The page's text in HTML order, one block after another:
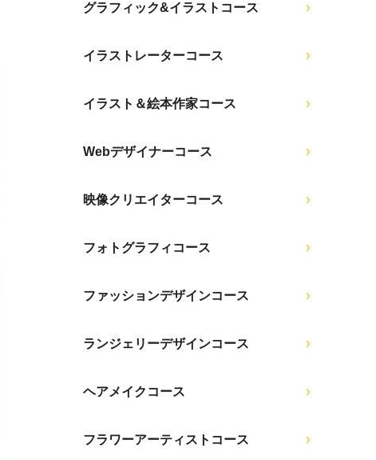
グラフィック&イラストコース
イラストレーターコース
イラスト＆絵本作家コース
Webデザイナーコース
映像クリエイターコース
フォトグラフィコース
ファッションデザインコース
ランジェリーデザインコース
ヘアメイクコース
フラワーアーティストコース